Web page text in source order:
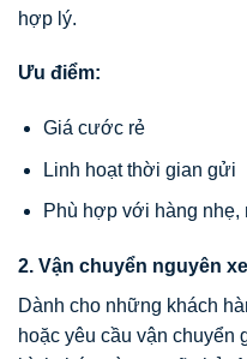
hợp lý.
Ưu điểm:
Giá cước rẻ
Linh hoạt thời gian gửi
Phù hợp với hàng nhẹ,
2. Vận chuyển nguyên
Dành cho những khách
hoặc yêu cầu vận chuyển